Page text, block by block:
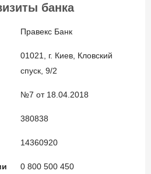
банка
Правекс Банк
01021, г. Киев, Кловский
спуск, 9/2
№7 от 18.04.2018
380838
14360920
0 800 500 450